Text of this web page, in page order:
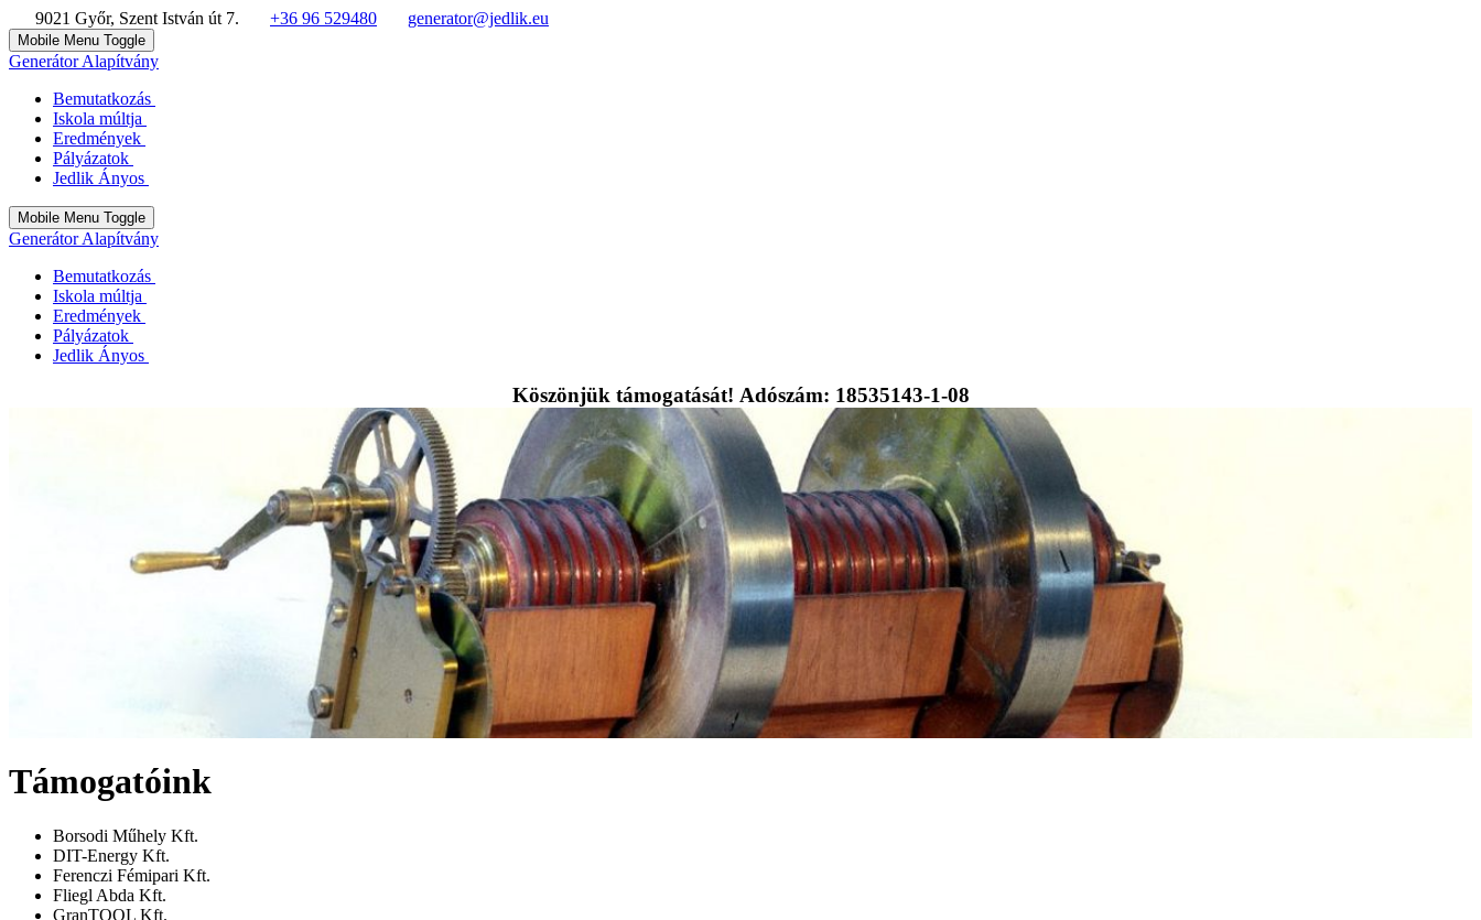
9021 Győr, Szent István út 7. +36 96 529480 generator@jedlik.eu
Mobile Menu Toggle
Generátor Alapítvány
Bemutatkozás
Iskola múltja
Eredmények
Pályázatok
Jedlik Ányos
Mobile Menu Toggle
Generátor Alapítvány
Bemutatkozás
Iskola múltja
Eredmények
Pályázatok
Jedlik Ányos
Köszönjük támogatását! Adószám: 18535143-1-08
Támogatóink
Borsodi Műhely Kft.
DIT-Energy Kft.
Ferenczi Fémipari Kft.
Fliegl Abda Kft.
GranTOOL Kft.